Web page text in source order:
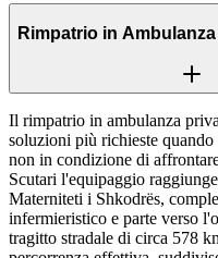
Rimpatrio in
Il rimpatrio in ambulanza
soluzioni più richieste
non in condizione di
Scutari l'equipaggio
Materniteti i Shkodrës,
infermieristico e parte verso
tragitto stradale di circa 578